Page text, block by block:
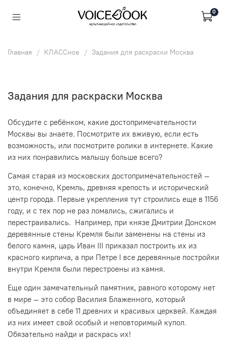
0
Главная КЛАССное Задания для раскраски Москва
Задания для раскраски Москва
Обсудите с ребёнком, какие достопримечательности
Москвы вы знаете. Посмотрите их вживую, если есть
возможность, или посмотрите ролики в интернете. Какие
из них понравились малышу больше всего?
Самая старая из московских достопримечательностей —
это, конечно, Кремль, древняя крепость и исторический
центр города. Первые укрепления тут строились еще в 1156
году, и с тех пор не раз ломались, сжигались и
перестраивались. Например, при князе Дмитрии Донском
деревянные стены Кремля были заменены на стены из
белого камня, царь Иван III приказал построить их из
красного кирпича, а при Петре I все деревянные постройки
внутри Кремля были перестроены из камня.
Еще один замечательный памятник, равного которому нет
в мире — это собор Василия Блаженного, который
объединяет в себе 11 древних и красивых церквей. Каждая
из них имеет свой особый и неповторимый купол.
Обязательно найди и раскрась их!